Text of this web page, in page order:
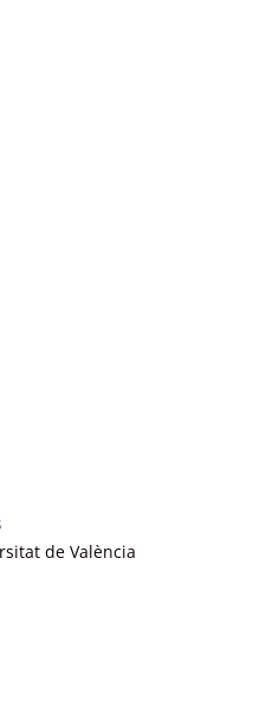
de València